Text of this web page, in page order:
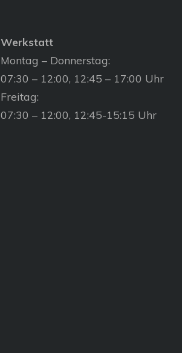
Werkstatt
Montag – Donnerstag:
07:30 – 12:00, 12:45 – 17:00 Uhr
Freitag:
07:30 – 12:00, 12:45-15:15 Uhr